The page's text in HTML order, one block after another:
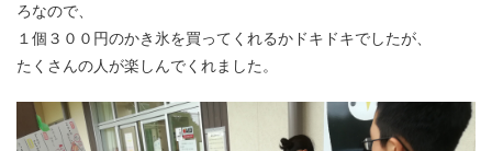
ろなので、
１個３００円のかき氷を買ってくれるかドキドキでしたが、
たくさんの人が楽しんでくれました。